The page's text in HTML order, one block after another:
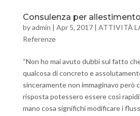
Consulenza per
byadmin | Apr 5, 2017| ATTIVITÀ
Referenze
“Non ho mai avuto dubbi sul fatto
qualcosa di concreto e
sinceramente non immaginavo però
risposta potessero essere così
mano cosa significhi modificare i